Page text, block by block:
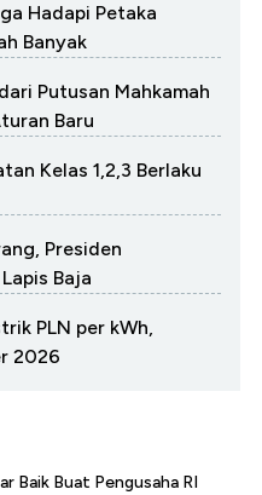
Hadapi Petaka
Banyak
Putusan Mahkamah
Baru
Kelas 1,2,3 Berlaku
Presiden
Baja
PLN per kWh,
2026
Baik Buat Pengusaha RI